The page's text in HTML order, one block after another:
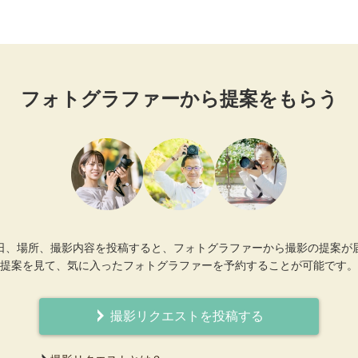
フォトグラファーから提案をもらう
、場所、撮影内容を投稿すると、フォトグラファーから撮影の提案が
提案を見て、気に入ったフォトグラファーを予約することが可能です。
撮影リクエストを投稿する